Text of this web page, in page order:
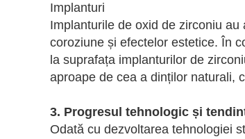
Implanturi
Implanturile de oxid de zirconiu
coroziune și efectelor estetice. În
la suprafața implanturilor de
aproape de cea a dinților naturali,
3. Progresul tehnologic și
Odată cu dezvoltarea tehnologiei